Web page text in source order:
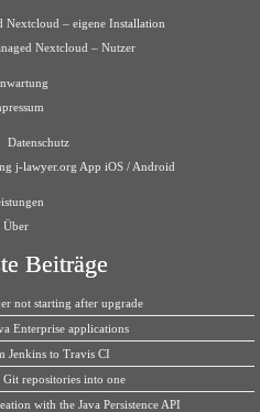
Nextcloud – eigene Installation
Nextcloud – Nutzer
Datenschutz
j-lawyer.org App iOS / Android
Über
Beiträge
not starting after upgrade
Enterprise applications
Jenkins to Travis CI
repositories into one
with the Java Persistence API